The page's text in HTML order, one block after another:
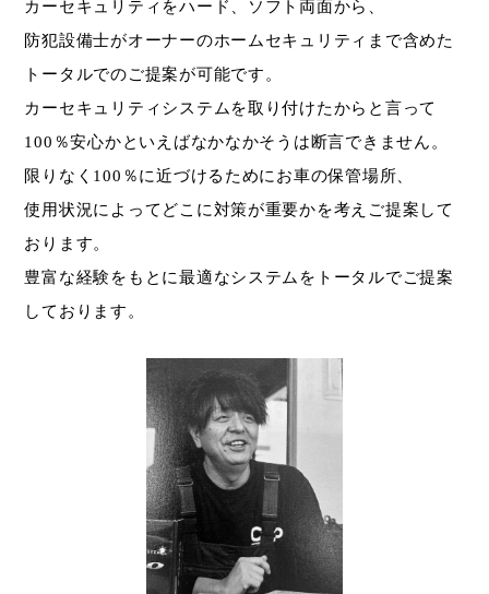
カーセキュリティをハード、ソフト両面から、
防犯設備士がオーナーのホームセキュリティまで含めた
トータルでのご提案が可能です。
カーセキュリティシステムを取り付けたからと言って
100％安心かといえばなかなかそうは断言できません。
限りなく100％に近づけるためにお車の保管場所、
使用状況によってどこに対策が重要かを考えご提案して
おります。
豊富な経験をもとに最適なシステムをトータルでご提案
しております。